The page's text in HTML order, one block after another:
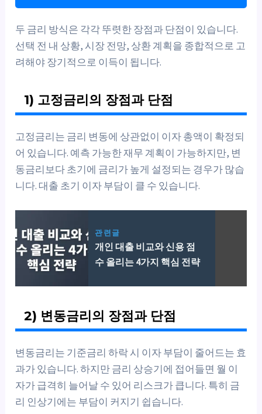
두 금리 방식은 각각 뚜렷한 장점과 단점이 있습니다.
선택 전 내 상황, 시장 전망, 상환 계획을 종합적으로 고
려해야 장기적으로 이득이 됩니다.
1) 고정금리의 장점과 단점
고정금리는 금리 변동에 상관없이 이자 총액이 확정되
어 있습니다. 예측 가능한 재무 계획이 가능하지만, 변
동금리보다 초기에 금리가 높게 설정되는 경우가 많습
니다. 대출 초기 이자 부담이 클 수 있습니다.
관련글
개인 대출 비교와 신용 점
수 올리는 4가지 핵심 전략
2) 변동금리의 장점과 단점
변동금리는 기준금리 하락 시 이자 부담이 줄어드는 효
과가 있습니다. 하지만 금리 상승기에 접어들면 월 이
자가 급격히 늘어날 수 있어 리스크가 큽니다. 특히 금
리 인상기에는 부담이 커지기 쉽습니다.